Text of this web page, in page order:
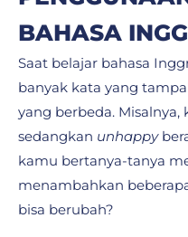
BAHASA
Saat belajar bahasa
banyak kata yang
yang berbeda. Misalnya,
sedangkan unhappy
kamu bertanya-tanya
menambahkan
bisa berubah?